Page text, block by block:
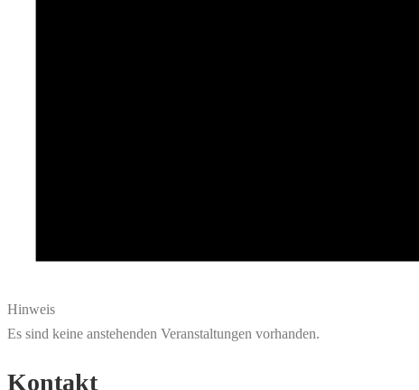
Hinweis
Es sind keine anstehenden Veranstaltungen vorhanden.
Kontakt